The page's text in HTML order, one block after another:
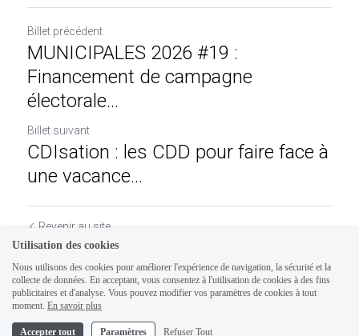
Billet précédent
MUNICIPALES 2026 #19 :
Financement de campagne
électorale...
Billet suivant
CDIsation : les CDD pour faire face à
une vacance...
Revenir au site
Utilisation des cookies
Nous utilisons des cookies pour améliorer l'expérience de navigation, la sécurité et la
collecte de données. En acceptant, vous consentez à l'utilisation de cookies à des fins
publicitaires et d'analyse. Vous pouvez modifier vos paramètres de cookies à tout
moment. En savoir plus
Accepter tout Paramètres Refuser Tout